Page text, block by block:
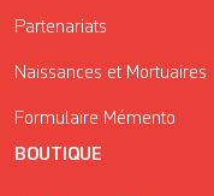
Partenariats
Naissances et Mortuaires
Formulaire Mémento
BOUTIQUE